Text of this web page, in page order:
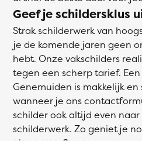
Geef je schildersklus
Strak schilderwerk van
je de komende jaren geen
hebt. Onze vakschilders
tegen een scherp tarief.
Genemuiden is makkelijk en
wanneer je ons
schilder ook altijd even
schilderwerk. Zo geniet je